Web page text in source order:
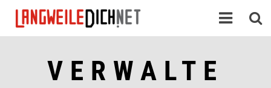
VERWALTE